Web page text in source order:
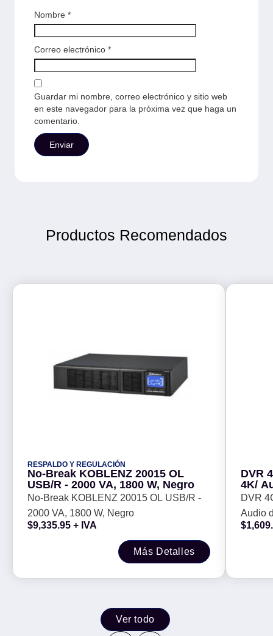
Nombre *
Correo electrónico *
Guardar mi nombre, correo electrónico y sitio web
en este navegador para la próxima vez que haga un
comentario.
Productos Recomendados
RESPALDO Y REGULACIÓN
No-Break KOBLENZ 20015 OL
USB/R - 2000 VA, 1800 W, Negro
No-Break KOBLENZ 20015 OL USB/R -
2000 VA, 1800 W, Negro
$9,335.95 + IVA
Más Detalles
DVR
4K/
DD/
-
DVR
Audio
$
Ver todo